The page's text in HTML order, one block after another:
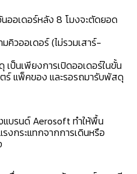
อเดอร์หลัง 8 โมงจะตัดยอด
คิวออเดอร์ (ไม่รวมเสาร์-
ป็นเพียงการเปิดออเดอร์ในขั้น
ร์ แพ็คของ และรอรถมารับพัสดุ
บรนด์ Aerosoft ทำให้พื้น
งกระแทกจากการเดินหรือ